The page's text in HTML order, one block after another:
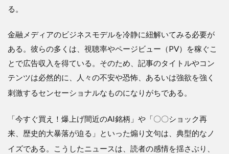
る。
金融メディアのビジネスモデルを冷静に紐解いてみる必要が
ある。彼らの多くは、視聴率やページビュー（PV）を稼ぐこ
とで広告収入を得ている。そのため、記事のタイトルやコン
テンツは必然的に、人々の不安や恐怖、あるいは強欲を強く
刺激するセンセーショナルなものになりがちである 。
「今すぐ買え！爆上げ間近のAI銘柄」や「〇〇ショック再
来、歴史的大暴落が迫る」といった煽り文句は、典型的なノ
イズである 。こうしたニュースは、読者の感情を揺さぶり、